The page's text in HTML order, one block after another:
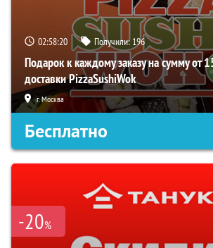
02:58:19 Получили:196
Подарок к каждому заказу на сумму от
доставки PizzaSushiWok
г. Москва
Бесплатно
-20%